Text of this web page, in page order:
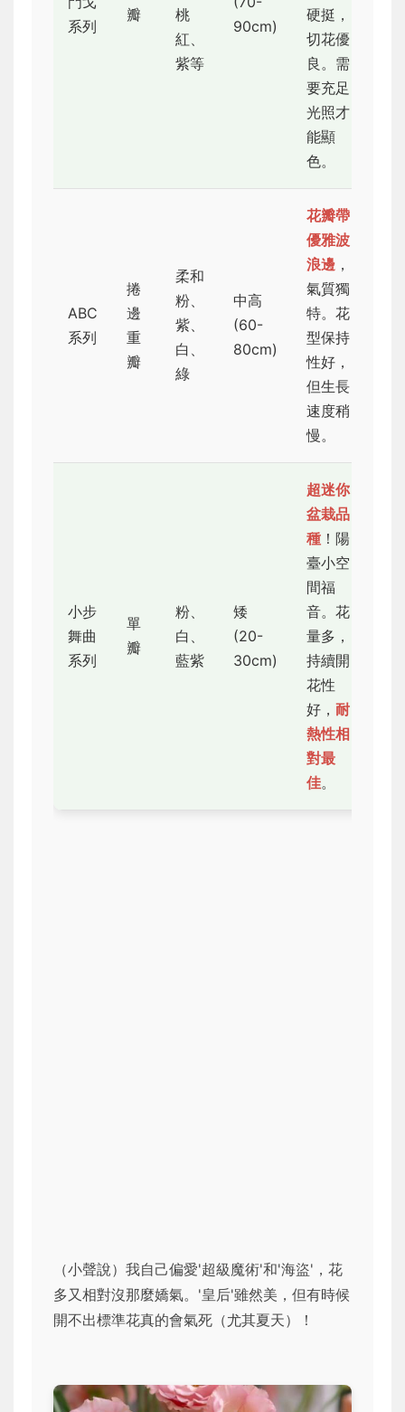
系列
瓣
桃
紅、
紫等
90cm)
硬挺，
切花優
良。需
要充足
光照才
能顯
色。
ABC
系列
捲
邊
重
瓣
柔和
粉、
紫、
白、
綠
中高
(60-
80cm)
花瓣帶
優雅波
浪邊 ，
氣質獨
特。花
型保持
性好，
但生長
速度稍
慢。
小步
舞曲
系列
單
瓣
粉、
白、
藍紫
矮
(20-
30cm)
超迷你
盆栽品
種 ！陽
臺小空
間福
音。花
量多，
持續開
花性
好， 耐
熱性相
對最
佳。
（小聲說）我自己偏愛'超級魔術'和'海盜'，花
多又相對沒那麼嬌氣。'皇后'雖然美，但有時候
開不出標準花真的會氣死（尤其夏天）！